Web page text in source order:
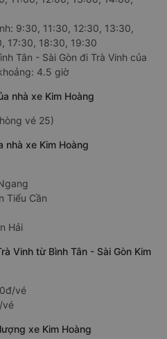
9:30, 11:30, 12:30, 13:30,
17:30, 18:30, 19:30
Tân - Sài Gòn đi Trà Vinh của
4.5 giờ
nhà xe Kim Hoàng
vé 25)
nhà xe Kim Hoàng
Tiểu Cần
Hải
Vinh từ Bình Tân - Sài Gòn Kim
vé
vé
xe Kim Hoàng